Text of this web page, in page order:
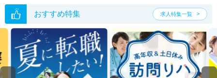
おすすめ特集 求人特集一覧